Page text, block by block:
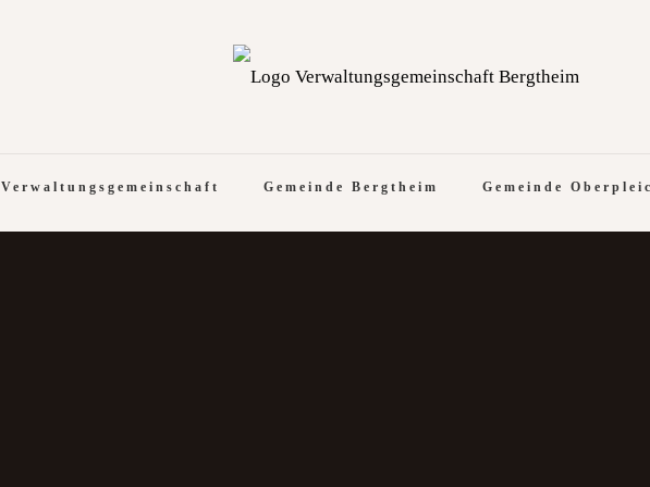
Verwaltungsgemeinschaft Gemeinde Bergtheim Gemeinde